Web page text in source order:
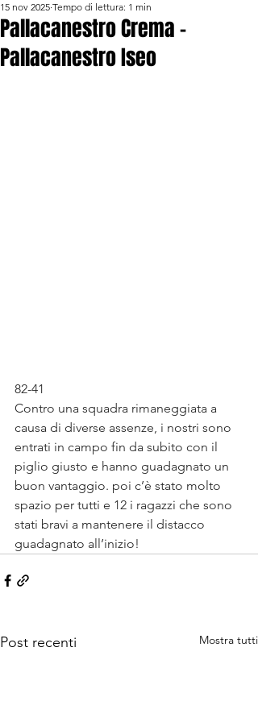
Pallacanestro Crema -
Pallacanestro Iseo
15 nov 2025 Tempo di lettura: 1 min
82-41
Contro una squadra rimaneggiata a
causa di diverse assenze, i nostri sono
entrati in campo fin da subito con il
piglio giusto e hanno guadagnato un
buon vantaggio. poi c’è stato molto
spazio per tutti e 12 i ragazzi che sono
stati bravi a mantenere il distacco
guadagnato all’inizio!
Post recenti Mostra tutti